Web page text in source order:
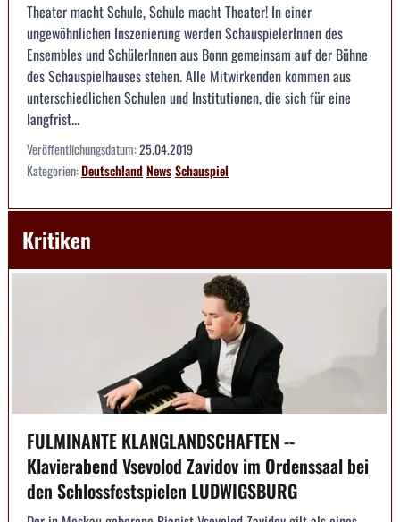
Theater macht Schule, Schule macht Theater! In einer
ungewöhnlichen Inszenierung werden SchauspielerInnen des
Ensembles und SchülerInnen aus Bonn gemeinsam auf der Bühne
des Schauspielhauses stehen. Alle Mitwirkenden kommen aus
unterschiedlichen Schulen und Institutionen, die sich für eine
langfrist...
Veröffentlichungsdatum:25.04.2019
Kategorien:DeutschlandNewsSchauspiel
Kritiken
FULMINANTE KLANGLANDSCHAFTEN --
Klavierabend Vsevolod Zavidov im Ordenssaal bei
den Schlossfestspielen LUDWIGSBURG